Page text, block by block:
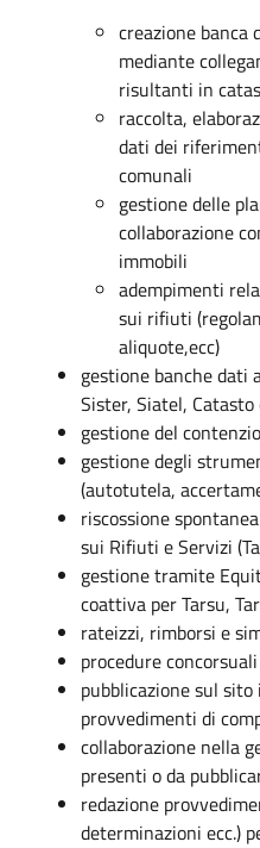
creazione
mediante
risultanti in
raccolta,
dati dei
comunali
gestione delle
collaborazione
immobili
adempimenti
sui rifiuti
aliquote,ecc)
gestione banche dati
Sister, Siatel,
gestione del
gestione degli
(autotutela,
riscossione
sui Rifiuti e Servizi
gestione tramite
coattiva per Tarsu,
rateizzi, rimborsi e
procedure
pubblicazione sul
provvedimenti di
collaborazione nella
presenti o da
redazione
determinazioni ecc.)